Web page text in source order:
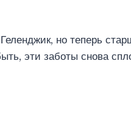
но теперь
эти заботы снова